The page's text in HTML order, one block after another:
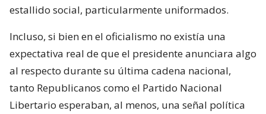
estallido social, particularmente uniformados.
Incluso, si bien en el oficialismo no existía una
expectativa real de que el presidente anunciara algo
al respecto durante su última cadena nacional,
tanto Republicanos como el Partido Nacional
Libertario esperaban, al menos, una señal política